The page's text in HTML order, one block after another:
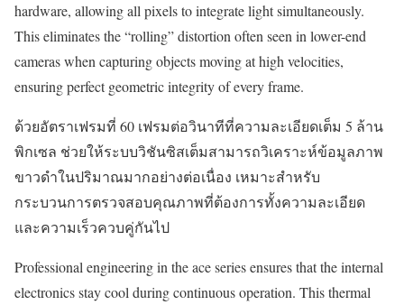
hardware, allowing all pixels to integrate light simultaneously.
This eliminates the “rolling” distortion often seen in lower-end
cameras when capturing objects moving at high velocities,
ensuring perfect geometric integrity of every frame.
ด้วยอัตราเฟรมที่ 60 เฟรมต่อวินาทีที่ความละเอียดเต็ม 5 ล้าน
พิกเซล ช่วยให้ระบบวิชันซิสเต็มสามารถวิเคราะห์ข้อมูลภาพ
ขาวดำในปริมาณมากอย่างต่อเนื่อง เหมาะสำหรับ
กระบวนการตรวจสอบคุณภาพที่ต้องการทั้งความละเอียด
และความเร็วควบคู่กันไป
Professional engineering in the ace series ensures that the internal
electronics stay cool during continuous operation. This thermal